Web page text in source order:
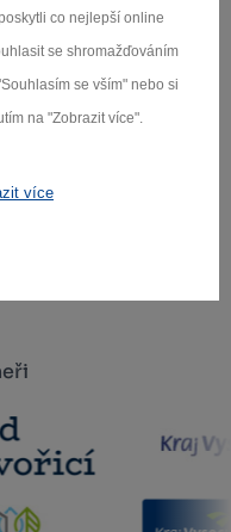
co nejlepší online
se shromažďováním
se vším" nebo si
na "Zobrazit více".
více